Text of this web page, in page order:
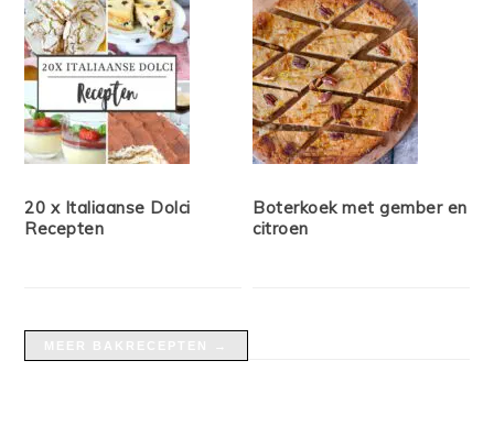
20 x Italiaanse Dolci
Recepten
Boterkoek met gember en
citroen